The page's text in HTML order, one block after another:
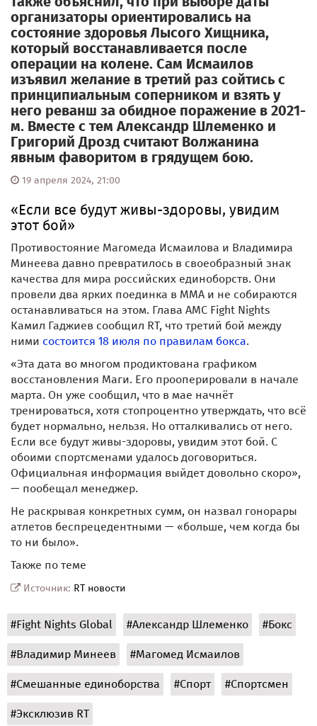
организаторы ориентировались на
состояние здоровья Лысого Хищника,
который восстанавливается после
операции на колене. Сам Исмаилов
изъявил желание в третий раз сойтись с
принципиальным соперником и взять у
него реванш за обидное поражение в 2021-
м. Вместе с тем Александр Шлеменко и
Григорий Дрозд считают Волжанина
явным фаворитом в грядущем бою.
19 апреля 2024, 21:00
«Если все будут живы-здоровы, увидим
этот бой»
Противостояние Магомеда Исмаилова и Владимира
Минеева давно превратилось в своеобразный знак
качества для мира российских единоборств. Они
провели два ярких поединка в ММА и не собираются
останавливаться на этом. Глава АМС Fight Nights
Камил Гаджиев сообщил RT, что третий бой между
ними состоится 18 июля по правилам бокса.
«Эта дата во многом продиктована графиком
восстановления Маги. Его прооперировали в начале
марта. Он уже сообщил, что в мае начнёт
тренироваться, хотя стопроцентно утверждать, что всё
будет нормально, нельзя. Но отталкивались от него.
Если все будут живы-здоровы, увидим этот бой. С
обоими спортсменами удалось договориться.
Официальная информация выйдет довольно скоро»,
— пообещал менеджер.
Не раскрывая конкретных сумм, он назвал гонорары
атлетов беспрецедентными — «больше, чем когда бы
то ни было».
Также по теме
Источник: RT новости
#Fight Nights Global #Александр Шлеменко #Бокс
#Владимир Минеев #Магомед Исмаилов
#Смешанные единоборства #Спорт #Спортсмен
#Эксклюзив RT